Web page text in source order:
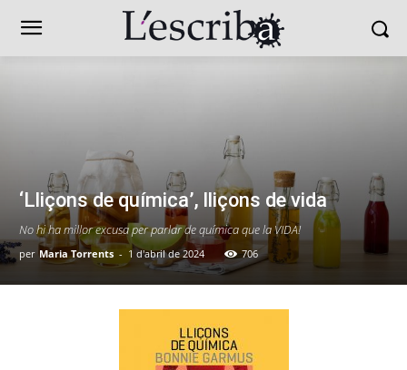
‘Lliçons de química’, lliçons de vida
No hi ha millor excusa per parlar de química que la VIDA!
per Maria Torrents - 1 d'abril de 2024 706